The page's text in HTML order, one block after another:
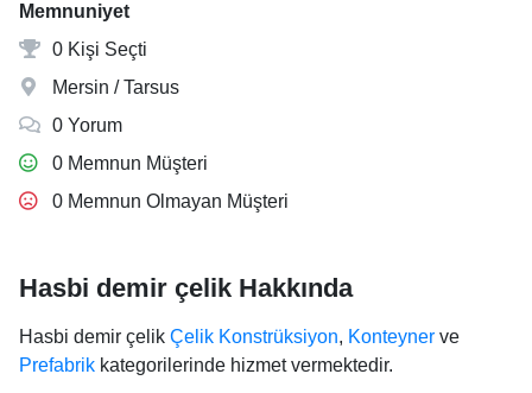
Memnuniyet
0 Kişi Seçti
Mersin / Tarsus
0 Yorum
0 Memnun Müşteri
0 Memnun Olmayan Müşteri
Hasbi demir çelik Hakkında
Hasbi demir çelik Çelik Konstrüksiyon, Konteyner ve
Prefabrik kategorilerinde hizmet vermektedir.